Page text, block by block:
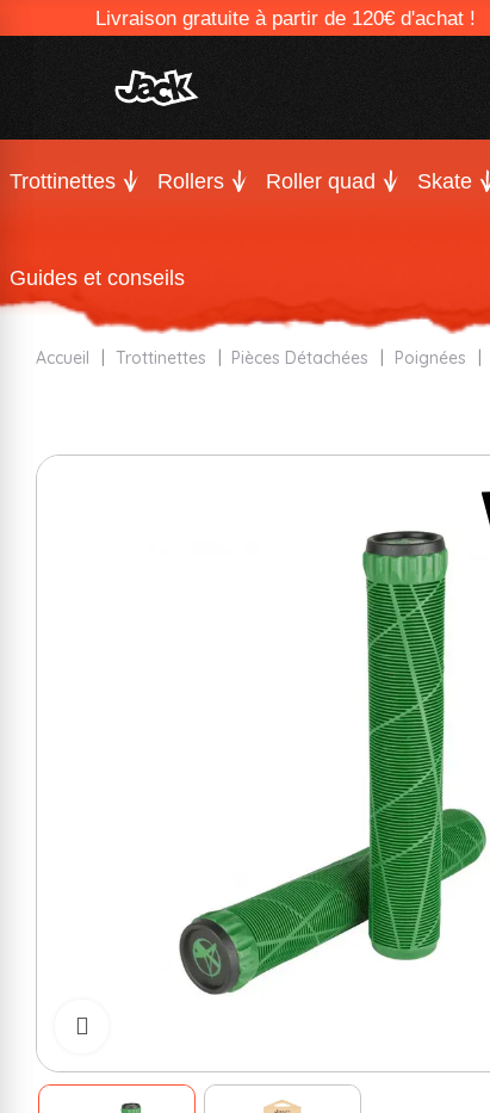
Livraison gratuite à partir de 120€ d'achat !
Trottinettes Rollers Roller quad Skate
Guides et conseils
Accueil Trottinettes Pièces Détachées Poignées